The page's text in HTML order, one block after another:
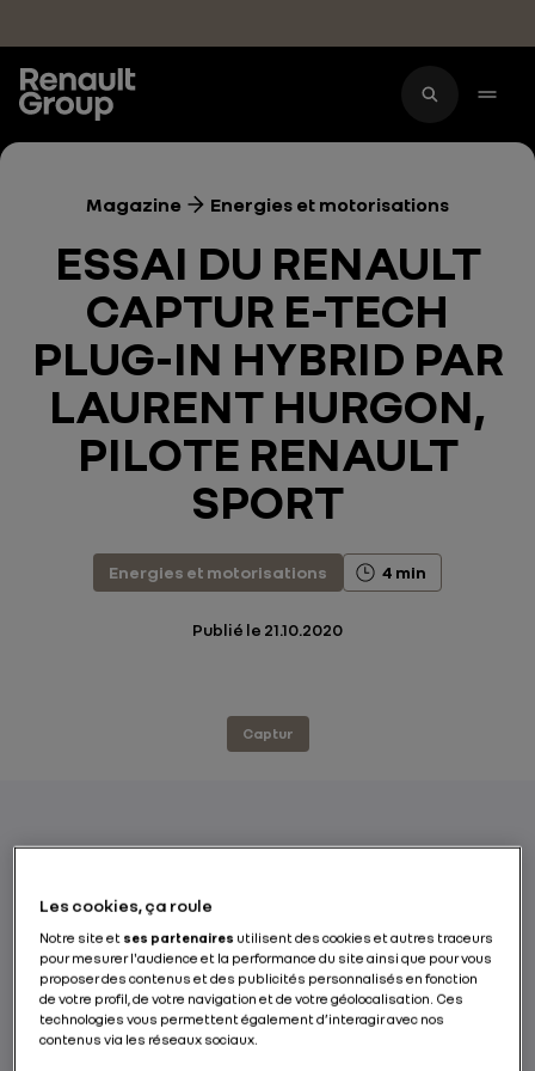
Magazine Energies et motorisations
ESSAI DU RENAULT
CAPTUR E-TECH
PLUG-IN HYBRID PAR
LAURENT HURGON,
PILOTE RENAULT
SPORT
Energies et motorisations 4 min
Publié le 21.10.2020
Captur
vidéo dans sa version E-TECH Plug-in Hybrid.
Avec son démarrage silencieux, ses
accélérations franches, son autonomie
électrique idéale pour les trajets du
quotidien, sa polyvalence et sa
consommation maîtrisée sur les longs
Les cookies, ça roule
Notre site et ses partenaires utilisent des cookies et autres traceurs
pour mesurer l'audience et la performance du site ainsi que pour vous
proposer des contenus et des publicités personnalisés en fonction
de votre profil, de votre navigation et de votre géolocalisation. Ces
technologies vous permettent également d’interagir avec nos
contenus via les réseaux sociaux.